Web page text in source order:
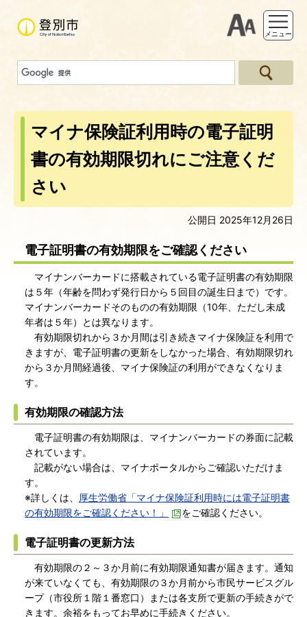
支援ツー
メニュー
マイナ保険証利用時の電子証明
書の有効期限切れにご注意くだ
さい
公開日 2025年12月26日
電子証明書の有効期限をご確認ください
マイナンバーカードに搭載されている電子証明書の有効期限
は５年（年齢を問わず発行日から５回目の誕生日まで）です。
マイナンバーカードそのものの有効期限（10年、ただし未成
年者は５年）とは異なります。
有効期限切れから３か月間は引き続きマイナ保険証を利用で
きますが、電子証明書の更新をしなかった場合、有効期限切れ
から３か月間経過後、マイナ保険証の利用ができなくなりま
す。
有効期限の確認方法
電子証明書の有効期限は、マイナンバーカードの券面に記載
されています。
記載がない場合は、マイナポータルからご確認いただけま
す。
※詳しくは、 厚生労働省「マイナ保険証利用時には電子証明書
の有効期限をご確認ください！」
をご確認ください。
電子証明書の更新方法
有効期限の２～３か月前に有効期限通知書が届きます。通知
が来ていなくても、有効期限の３か月前から市民サービスグル
ープ（市役所１階１番窓口）または各支所で更新の手続きがで
きます。余裕をもってお早めに手続きください。